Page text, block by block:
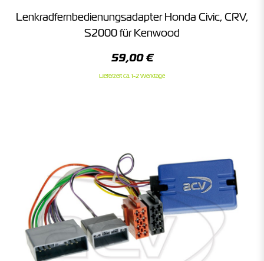
Lenkradfernbedienungsadapter Honda Civic, CRV,
S2000 für Kenwood
59,00 €
Lieferzeit ca. 1-2 Werktage